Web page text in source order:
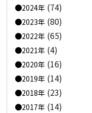
2024年 (74)
2023年 (80)
2022年 (65)
2021年 (4)
2020年 (16)
2019年 (14)
2018年 (23)
2017年 (14)